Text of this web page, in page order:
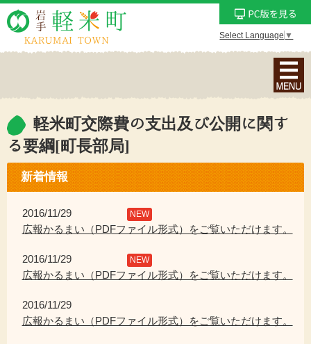
Select Language ▼
ナ
ビ
ー
ン
メ
表
軽米町交際費の支出及び公開に関す
る要綱[町長部局]
新着情報
2016/11/29 NEW
広報かるまい（PDFファイル形式）をご覧いただけます。
2016/11/29 NEW
広報かるまい（PDFファイル形式）をご覧いただけます。
2016/11/29
広報かるまい（PDFファイル形式）をご覧いただけます。